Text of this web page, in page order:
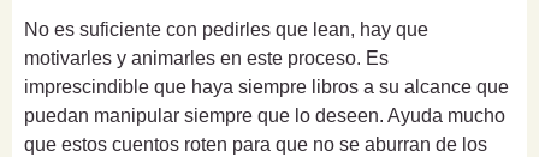
No es suficiente con pedirles que lean, hay que
motivarles y animarles en este proceso. Es
imprescindible que haya siempre libros a su alcance que
puedan manipular siempre que lo deseen. Ayuda mucho
que estos cuentos roten para que no se aburran de los